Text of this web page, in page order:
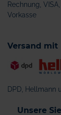
Rechnung,
Vorkasse
Versand mit
DPD, Hellmann
Unsere